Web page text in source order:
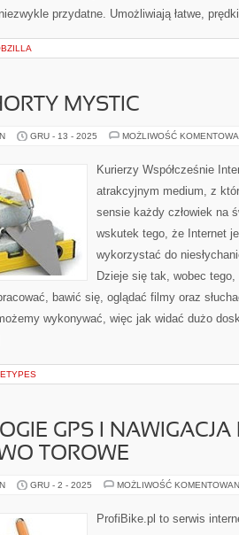
przydatne. Umożliwiają łatwe,
MYSTIC
GRU - 13 - 2025 MOŻLIWOŚĆ
Kurierzy Współcześnie
atrakcyjnym medium, z
sensie każdy człowiek na
wskutek tego, że Internet
wykorzystać do
Dzieje się tak, wobec
bawić się, oglądać filmy oraz
wykonywać, więc jak widać dużo
GPS I
TOROWE
GRU - 2 - 2025 MOŻLIWOŚĆ
ProfiBike.pl to serwis